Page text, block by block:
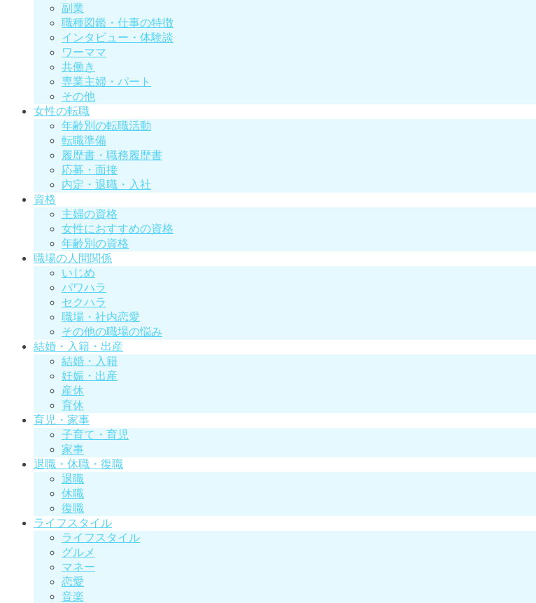
副業
職種図鑑・仕事の特徴
インタビュー・体験談
ワーママ
共働き
専業主婦・パート
その他
女性の転職
年齢別の転職活動
転職準備
履歴書・職務履歴書
応募・面接
内定・退職・入社
資格
主婦の資格
女性におすすめの資格
年齢別の資格
職場の人間関係
いじめ
パワハラ
セクハラ
職場・社内恋愛
その他の職場の悩み
結婚・入籍・出産
結婚・入籍
妊娠・出産
産休
育休
育児・家事
子育て・育児
家事
退職・休職・復職
退職
休職
復職
ライフスタイル
ライフスタイル
グルメ
マネー
恋愛
音楽